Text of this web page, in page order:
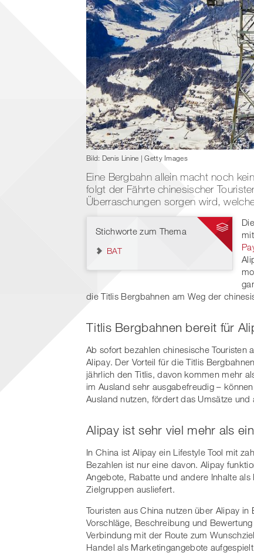
Bild: Denis Linine | Getty Images
Eine Bergbahn allein macht noch
folgt der Fährte chinesischer
Überraschungen sorgen wird,
Stichworte zum Thema
BAT
die Titlis Bergbahnen am Weg der
Titlis Bergbahnen bereit für
Ab sofort bezahlen chinesische
Alipay. Der Vorteil für die Titlis
jährlich den Titlis, davon kommen mehr
im Ausland sehr ausgabefreudig –
Ausland nutzen, fördert das Umsätze
Alipay ist sehr viel mehr als
In China ist Alipay ein Lifestyle Tool mit
Bezahlen ist nur eine davon. Alipay
Angebote, Rabatte und andere Inhalte
Zielgruppen ausliefert.
Touristen aus China nutzen über Alipay
Vorschläge, Beschreibung und
Verbindung mit der Route zum
Handel als Marketingangebote